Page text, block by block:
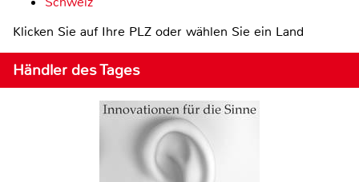
Klicken Sie auf Ihre PLZ oder wählen Sie ein Land
Händler des Tages